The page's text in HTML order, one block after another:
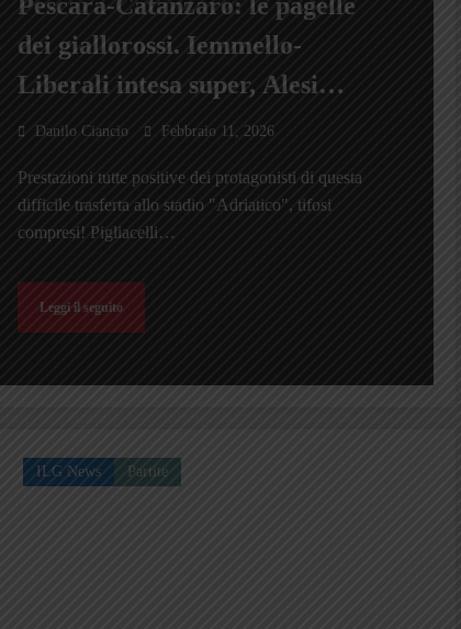
dei giallorossi. Iemmello-
Liberali intesa super, Alesi
cecchino
Danilo Ciancio Febbraio 11, 2026
Prestazioni tutte positive dei protagonisti di questa
difficile trasferta allo stadio "Adriatico", tifosi
compresi! Pigliacelli…
Leggi il seguito
ILG News Partite